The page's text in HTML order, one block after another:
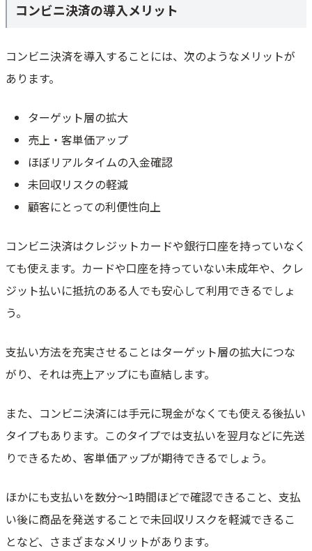
コンビニ決済の導入メリット
コンビニ決済を導入することには、次のようなメリットが
あります。
ターゲット層の拡大
売上・客単価アップ
ほぼリアルタイムの入金確認
未回収リスクの軽減
顧客にとっての利便性向上
コンビニ決済はクレジットカードや銀行口座を持っていなく
ても使えます。カードや口座を持っていない未成年や、クレ
ジット払いに抵抗のある人でも安心して利用できるでしょ
う。
支払い方法を充実させることはターゲット層の拡大につな
がり、それは売上アップにも直結します。
また、コンビニ決済には手元に現金がなくても使える後払い
タイプもあります。このタイプでは支払いを翌月などに先送
りできるため、客単価アップが期待できるでしょう。
ほかにも支払いを数分～1時間ほどで確認できること、支払
い後に商品を発送することで未回収リスクを軽減できるこ
となど、さまざまなメリットがあります。